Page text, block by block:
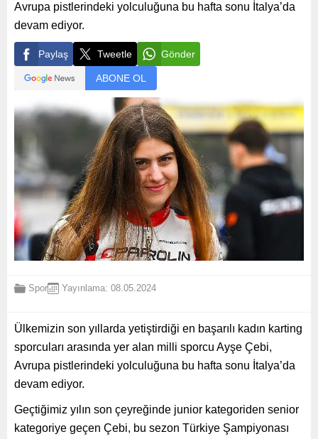
Avrupa pistlerindeki yolculuğuna bu hafta sonu İtalya’da
devam ediyor.
Paylaş Tweetle Gönder
ABONE OL
Spor Yayınlama: 08.05.2024
Ülkemizin son yıllarda yetiştirdiği en başarılı kadın karting
sporcuları arasında yer alan milli sporcu Ayşe Çebi,
Avrupa pistlerindeki yolculuğuna bu hafta sonu İtalya’da
devam ediyor.
Geçtiğimiz yılın son çeyreğinde junior kategoriden senior
kategoriye geçen Çebi, bu sezon Türkiye Şampiyonası